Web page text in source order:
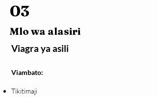
03
Mlo wa alasiri
Viagra ya asili
Viambato:
Tikitimaji